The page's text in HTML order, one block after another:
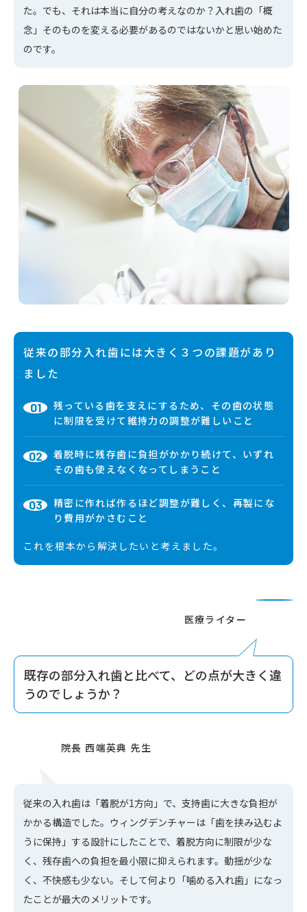
た。でも、それは本当に自分の考えなのか？入れ歯の「概
念」そのものを変える必要があるのではないかと思い始めた
のです。
従来の部分入れ歯には大きく３つの課題があり
ました
残っている歯を支えにするため、その歯の状態
に制限を受けて維持力の調整が難しいこと
着脱時に残存歯に負担がかかり続けて、いずれ
その歯も使えなくなってしまうこと
精密に作れば作るほど調整が難しく、再製にな
り費用がかさむこと
これを根本から解決したいと考えました。
既存の部分入れ歯と比べて、どの点が大きく違
うのでしょうか？
従来の入れ歯は「着脱が1方向」で、支持歯に大きな負担が
かかる構造でした。ウィングデンチャーは「歯を挟み込むよ
うに保持」する設計にしたことで、着脱方向に制限が少な
く、残存歯への負担を最小限に抑えられます。動揺が少な
く、不快感も少ない。そして何より「噛める入れ歯」になっ
たことが最大のメリットです。